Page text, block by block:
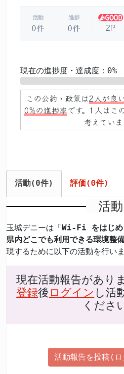
活動
0件
進捗
0件 2P
現在の進捗度・達成度：0%
この公約・政策は2人が良
0%の進捗率です。1人はこ
考えていま
活動(0件) 評価(0件)
活動
玉城デニーは「Wi-Fi をはじめ
県内どこでも利用できる環境整
現するために以下の活動を行いま
現在活動報告があり
登録後 ログイン し活
くださ
活動報告を投稿(